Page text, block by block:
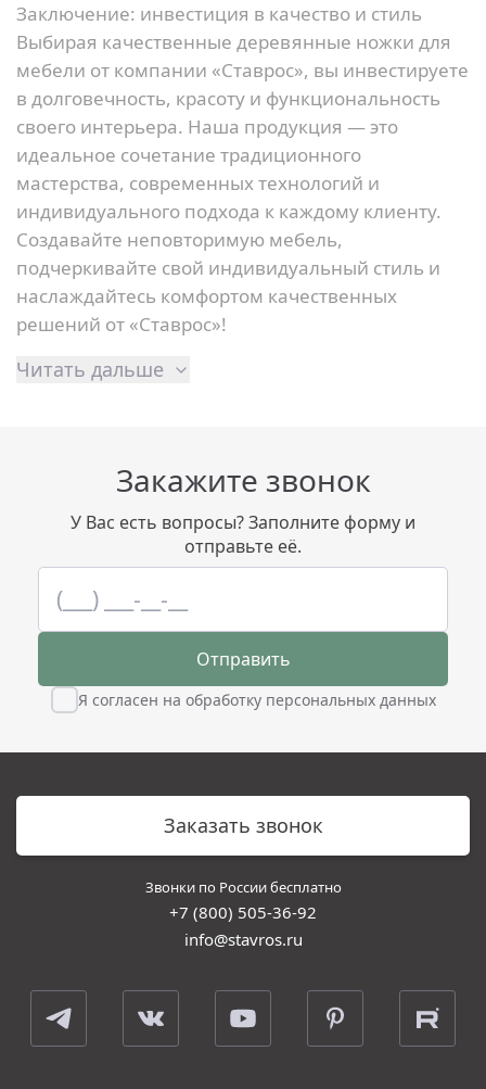
Заключение: инвестиция в качество и стиль
Выбирая качественные деревянные ножки для
мебели от компании «Ставрос», вы инвестируете
в долговечность, красоту и функциональность
своего интерьера. Наша продукция — это
идеальное сочетание традиционного
мастерства, современных технологий и
индивидуального подхода к каждому клиенту.
Создавайте неповторимую мебель,
подчеркивайте свой индивидуальный стиль и
наслаждайтесь комфортом качественных
решений от «Ставрос»!
Читать дальше
Закажите звонок
У Вас есть вопросы? Заполните форму и
отправьте её.
Отправить
Я согласен на обработку персональных данных
Заказать звонок
Звонки по России бесплатно
+7 (800) 505-36-92
info@stavros.ru